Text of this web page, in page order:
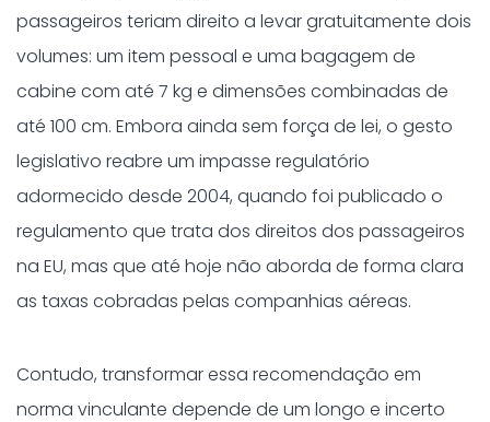
passageiros teriam direito a levar gratuitamente dois
volumes: um item pessoal e uma bagagem de
cabine com até 7 kg e dimensões combinadas de
até 100 cm. Embora ainda sem força de lei, o gesto
legislativo reabre um impasse regulatório
adormecido desde 2004, quando foi publicado o
regulamento que trata dos direitos dos passageiros
na EU, mas que até hoje não aborda de forma clara
as taxas cobradas pelas companhias aéreas.
Contudo, transformar essa recomendação em
norma vinculante depende de um longo e incerto